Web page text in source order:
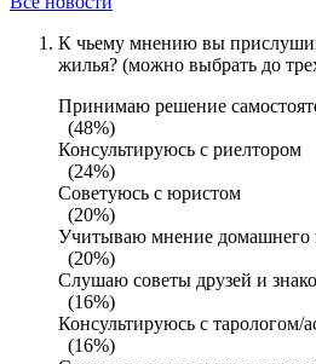
К чьему мнению вы
жилья? (можно выбрать до
Принимаю решение
(48%)
Консультируюсь с риелтором
(24%)
Советуюсь с юристом
(20%)
Учитываю мнение домашнего
(20%)
Слушаю советы друзей и
(16%)
Консультируюсь с тарологом/
(16%)